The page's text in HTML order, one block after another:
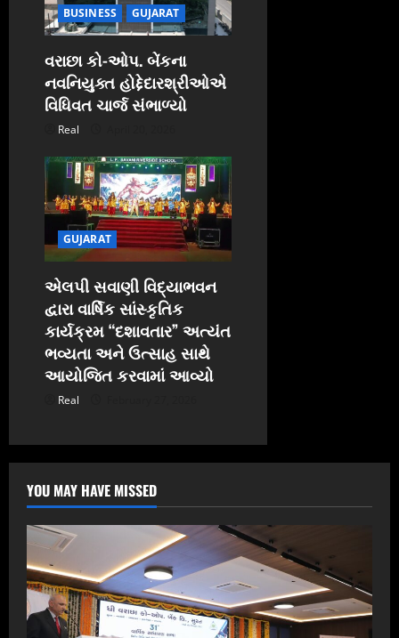
BUSINESS GUJARAT
વરાછા કો-ઓપ. બેંકના
નવનિયુક્ત હોદ્દેદારશ્રીઓએ
વિધિવત ચાર્જ સંભાળ્યો
Real
GUJARAT
એલપી સવાણી વિદ્યાભવન
દ્વારા વાર્ષિક સાંસ્કૃતિક
કાર્યક્રમ “દશાવતાર” અત્યંત
ભવ્યતા અને ઉત્સાહ સાથે
આયોજિત કરવામાં આવ્યો
Real
YOU MAY HAVE MISSED